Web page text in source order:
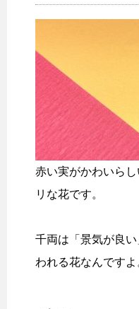
赤い実がかわいら
リな花です。
千両は「景気が良
われる花なんですよ